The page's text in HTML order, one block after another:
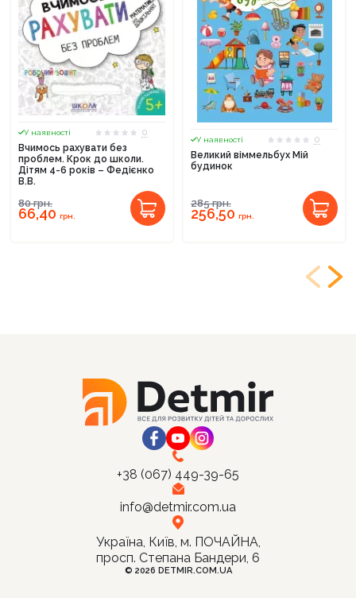
У наявності
0
Вчимось рахувати без
проблем. Крок до школи.
Дітям 4-6 років – Федієнко
В.В.
80грн.
66,40 грн.
У наявності
0
Великий віммельбух Мій
будинок
285грн.
256,50 грн.
+38 (067) 449-39-65
info@detmir.com.ua
Україна, Київ, м. ПОЧАЙНА,
просп. Степана Бандери, 6
© 2026 DETMIR.COM.UA